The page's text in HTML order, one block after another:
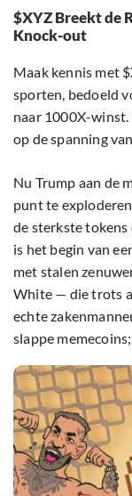
$XYZ Breekt de
Knock-out
Maak kennis met
sporten, bedoeld
naar 1000X-winst.
op de spanning
Nu Trump aan de
punt te
de sterkste tokens
is het begin van
met stalen
White — die trots
echte
slappe